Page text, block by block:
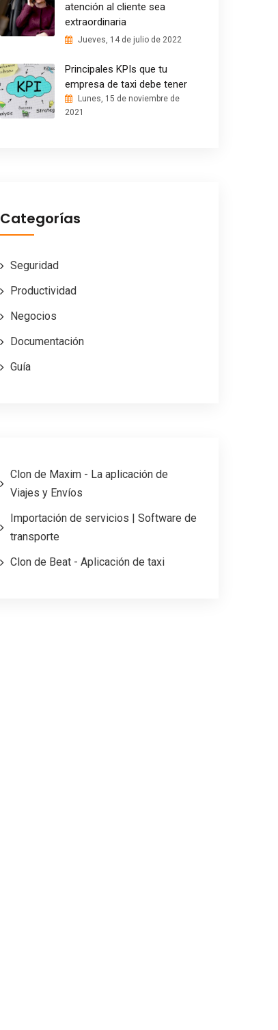
atención al cliente sea
extraordinaria
Jueves, 14 de julio de 2022
Principales KPIs que tu
empresa de taxi debe tener
Lunes, 15 de noviembre de
2021
Categorías
Seguridad
Productividad
Negocios
Documentación
Guía
Clon de Maxim - La aplicación de
Viajes y Envíos
Importación de servicios | Software de
transporte
Clon de Beat - Aplicación de taxi